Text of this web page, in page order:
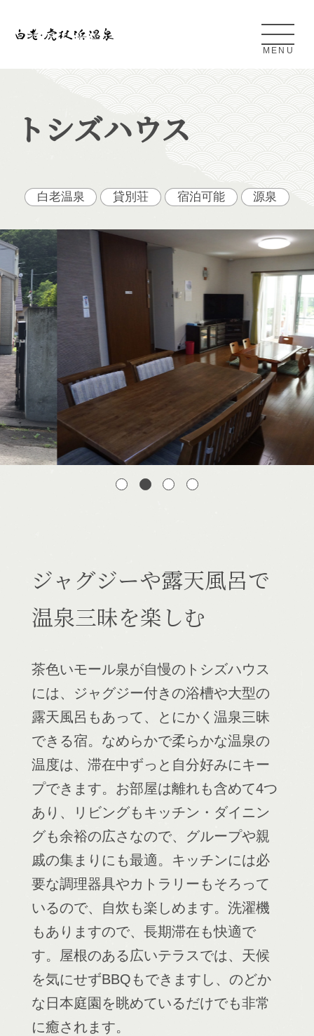
アクセス
条件検索
日帰り温泉
宿泊できる温泉
施設一覧
MENU
トシズハウス
白老温泉 貸別荘 宿泊可能 源泉
ジャグジーや露天風呂で
温泉三昧を楽しむ
茶色いモール泉が自慢のトシズハウス
には、ジャグジー付きの浴槽や大型の
露天風呂もあって、とにかく温泉三昧
できる宿。なめらかで柔らかな温泉の
温度は、滞在中ずっと自分好みにキー
プできます。お部屋は離れも含めて4つ
あり、リビングもキッチン・ダイニン
グも余裕の広さなので、グループや親
戚の集まりにも最適。キッチンには必
要な調理器具やカトラリーもそろって
いるので、自炊も楽しめます。洗濯機
もありますので、長期滞在も快適で
す。屋根のある広いテラスでは、天候
を気にせずBBQもできますし、のどか
な日本庭園を眺めているだけでも非常
に癒されます。